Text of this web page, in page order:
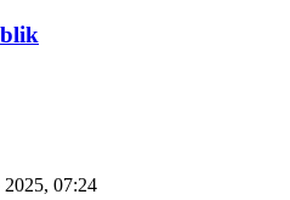
2025, 07:24